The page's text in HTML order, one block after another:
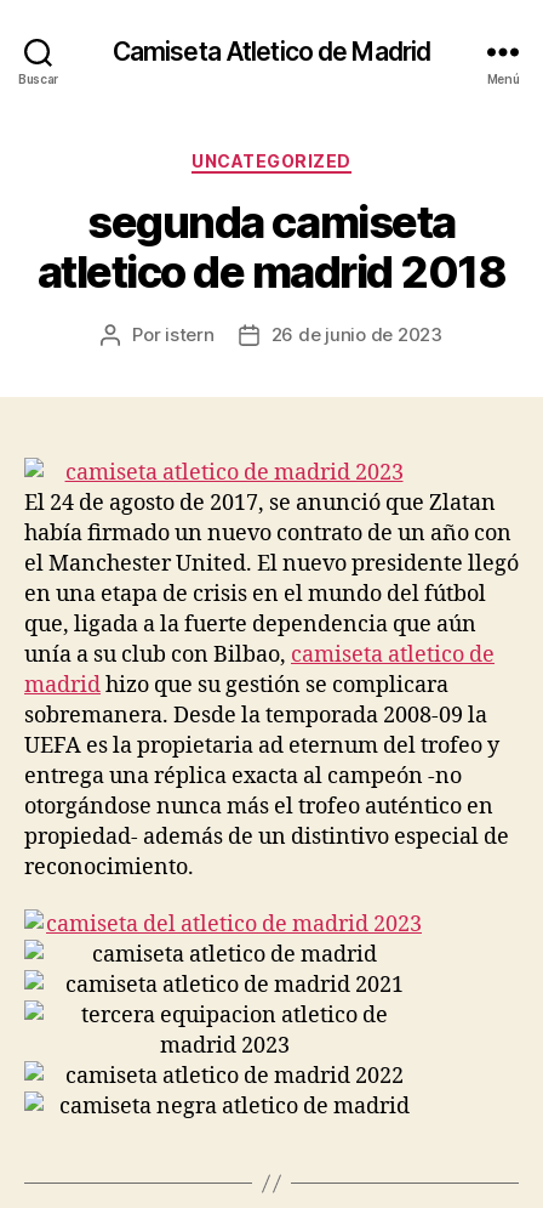
Buscar
Camiseta Atletico de Madrid
Menú
Categorías
UNCATEGORIZED
segunda camiseta
atletico de madrid 2018
Autor
Por istern
Fecha26 de junio de 2023
El 24 de agosto de 2017, se anunció que Zlatan
había firmado un nuevo contrato de un año con
el Manchester United. El nuevo presidente llegó
en una etapa de crisis en el mundo del fútbol
que, ligada a la fuerte dependencia que aún
unía a su club con Bilbao, camiseta atletico de
madridhizo que su gestión se complicara
sobremanera. Desde la temporada 2008-09 la
UEFA es la propietaria ad eternum del trofeo y
entrega una réplica exacta al campeón -no
otorgándose nunca más el trofeo auténtico en
propiedad- además de un distintivo especial de
reconocimiento.